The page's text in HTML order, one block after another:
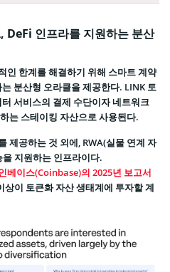
인프라를 지원하는 분산
인 한계를 해결하기 위해 스마트 계약
분산형 오라클을 제공한다. LINK 토
서비스의 결제 수단이자 네트워크
는 스테이킹 자산으로 사용된다.
제공하는 것 외에, RWA(실물 연계 자
지원하는 인프라이다.
베이스(Coinbase)의 2025년 보고서
상이 토큰화 자산 생태계에 투자할 계